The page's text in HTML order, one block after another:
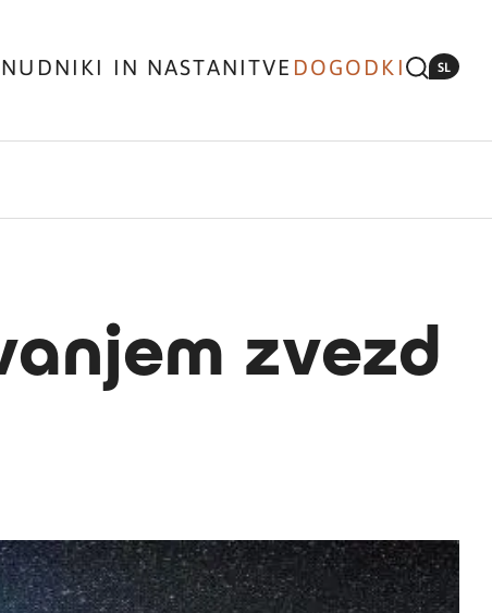
IN NASTANITVE DOGODKI SL
zvezd